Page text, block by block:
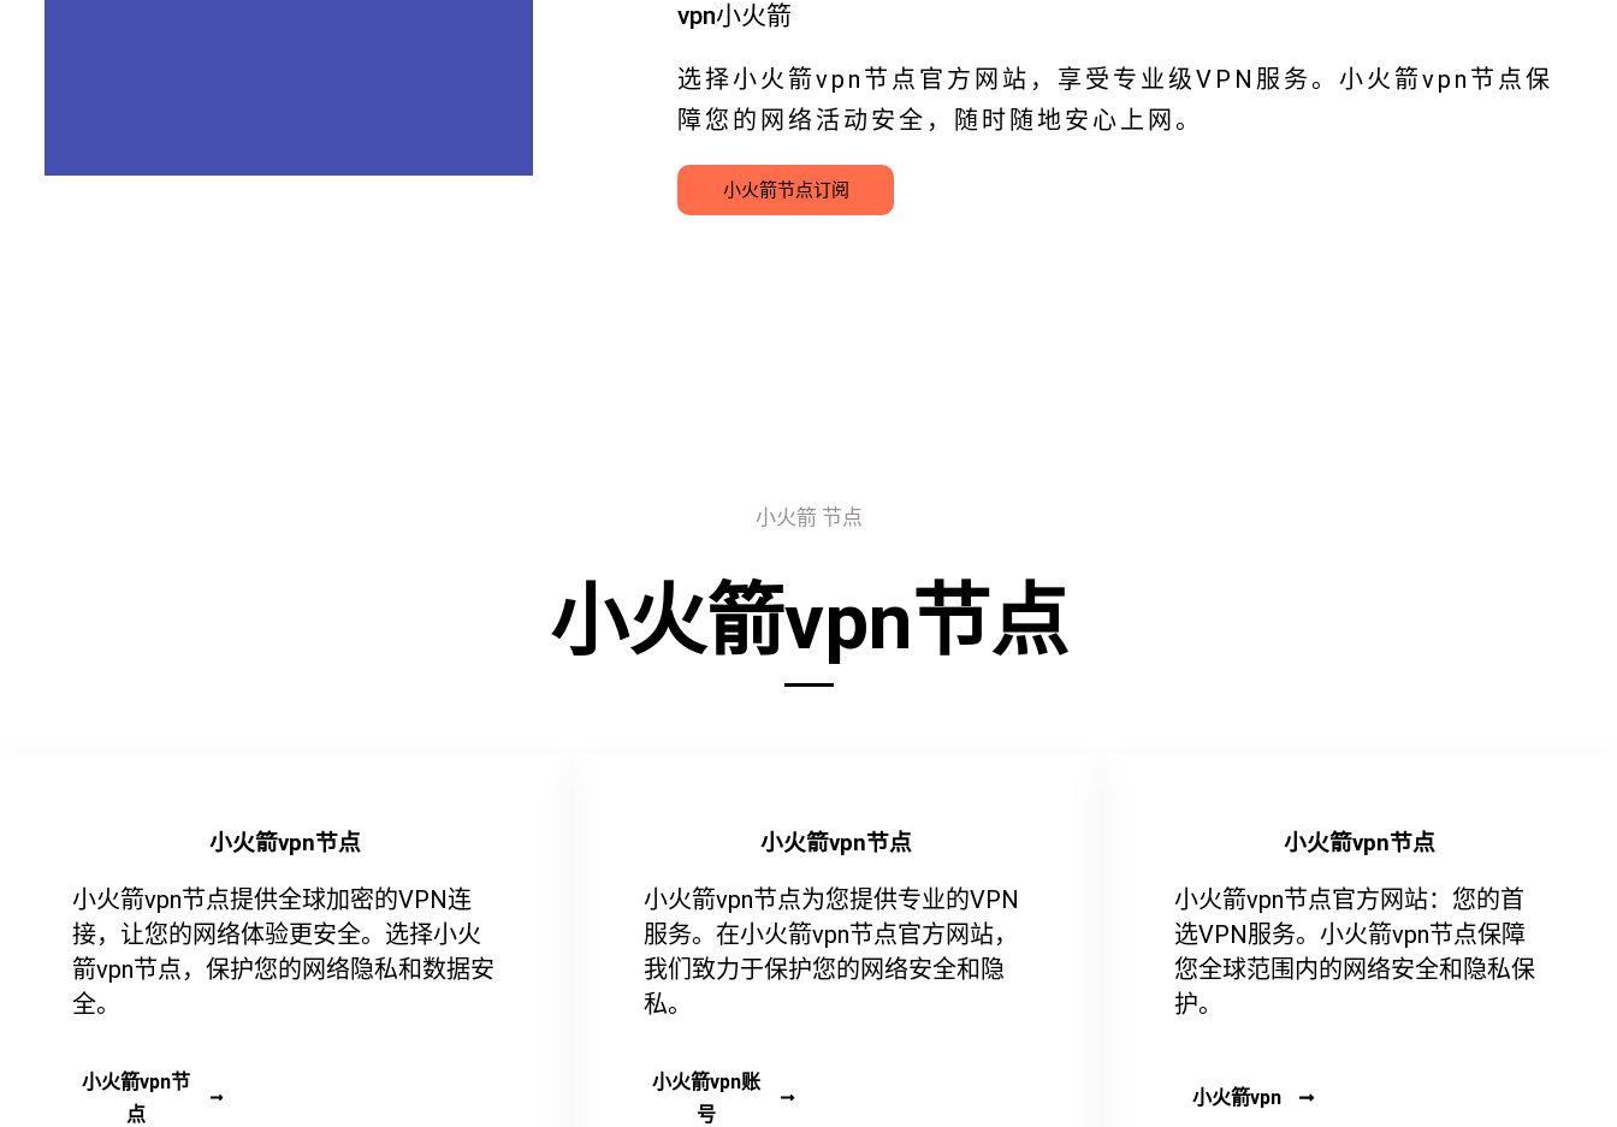
vpn小火箭
选择小火箭vpn节点官方网站，享受专业级VPN服务。小火箭vpn节点保
障您的网络活动安全，随时随地安心上网。
小火箭节点订阅
小火箭 节点
小火箭vpn节点
小火箭vpn节点
小火箭vpn节点提供全球加密的VPN连
接，让您的网络体验更安全。选择小火
箭vpn节点，保护您的网络隐私和数据安
全。
小火箭vpn节
点
小火箭vpn节点
小火箭vpn节点为您提供专业的VPN
服务。在小火箭vpn节点官方网站，
我们致力于保护您的网络安全和隐
私。
小火箭vpn账
号
小火箭vpn节点
小火箭vpn节点官方网站：您的首
选VPN服务。小火箭vpn节点保障
您全球范围内的网络安全和隐私保
护。
小火箭vpn